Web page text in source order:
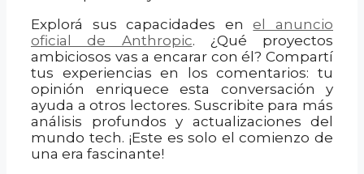
Explorá sus capacidades enel anuncio
oficial de Anthropic. ¿Qué proyectos
ambiciosos vas a encarar con él? Compartí
tus experiencias en los comentarios: tu
opinión enriquece esta conversación y
ayuda a otros lectores. Suscribite para más
análisis profundos y actualizaciones del
mundo tech. ¡Este es solo el comienzo de
una era fascinante!